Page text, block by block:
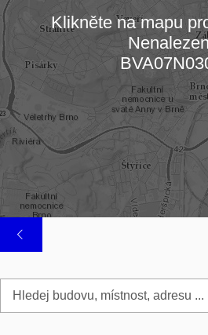
Načítám
Klikněte na mapu